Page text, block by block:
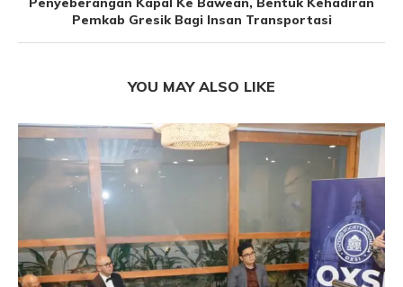
Pemkab Gresik Bagi Insan Transportasi
YOU MAY ALSO LIKE